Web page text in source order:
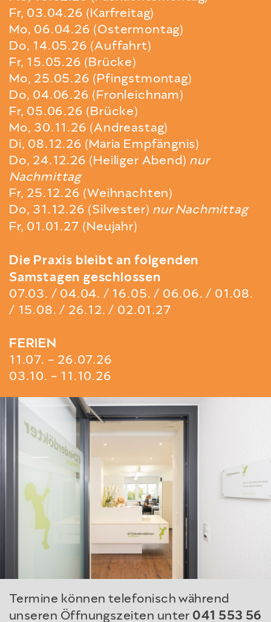
Fr, 03.04.26 (Karfreitag)
Mo, 06.04.26 (Ostermontag)
Do, 14.05.26 (Auffahrt)
Fr, 15.05.26 (Brücke)
Mo, 25.05.26 (Pfingstmontag)
Do, 04.06.26 (Fronleichnam)
Fr, 05.06.26 (Brücke)
Mo, 30.11.26 (Andreastag)
Di, 08.12.26 (Maria Empfängnis)
Do, 24.12.26 (Heiliger Abend) nur
Nachmittag
Fr, 25.12.26 (Weihnachten)
Do, 31.12.26 (Silvester) nur Nachmittag
Fr, 01.01.27 (Neujahr)
Die Praxis bleibt an folgenden
Samstagen geschlossen
07.03. / 04.04. / 16.05. / 06.06. / 01.08.
/ 15.08. / 26.12. / 02.01.27
FERIEN
11.07. - 26.07.26
03.10. - 11.10.26
Termine können telefonisch während
unseren Öffnungszeiten unter 041 553 56